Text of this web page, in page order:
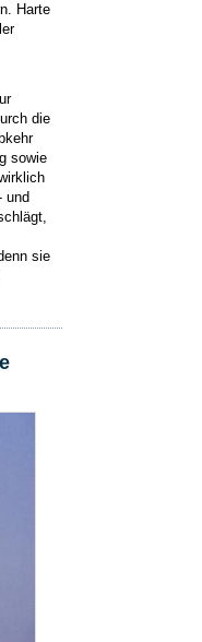
Harte
die
sowie
und
sie